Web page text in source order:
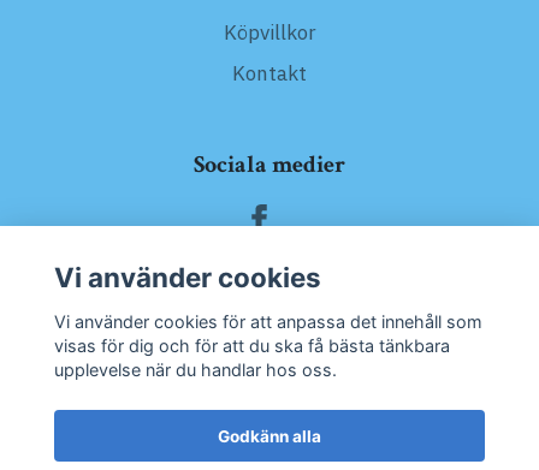
Köpvillkor
Kontakt
Sociala medier
Prenumerera på vårt nyhetsbrev
Vi använder cookies
Vi använder cookies för att anpassa det innehåll som
visas för dig och för att du ska få bästa tänkbara
upplevelse när du handlar hos oss.
Godkänn alla